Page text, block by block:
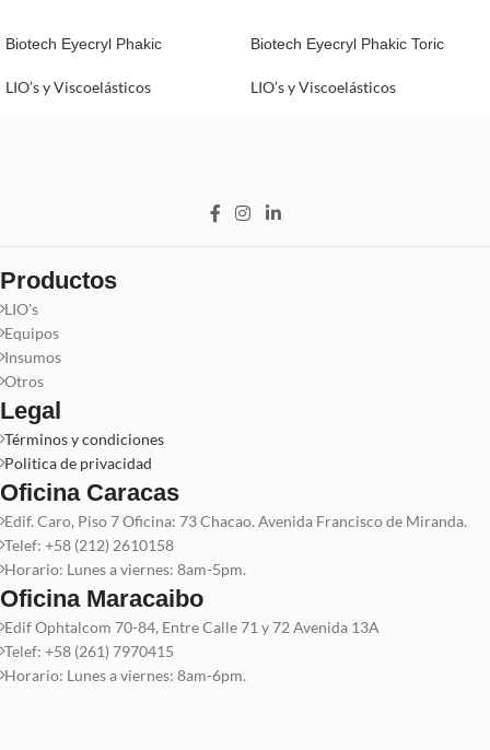
Biotech Eyecryl Phakic
LIO’s y Viscoelásticos
Biotech Eyecryl Phakic Toric
LIO’s y Viscoelásticos
Productos
LIO's
Equipos
Insumos
Otros
Legal
Términos y condiciones
Politica de privacidad
Oficina Caracas
Edif. Caro, Piso 7 Oficina: 73 Chacao. Avenida Francisco de Miranda.
Telef: +58 (212) 2610158
Horario: Lunes a viernes: 8am-5pm.
Oficina Maracaibo
Edif Ophtalcom 70-84, Entre Calle 71 y 72 Avenida 13A
Telef: +58 (261) 7970415
Horario: Lunes a viernes: 8am-6pm.